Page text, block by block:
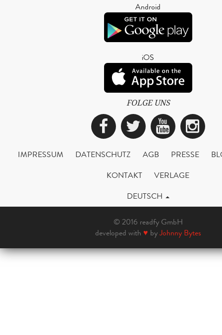
Android
iOS
FOLGE UNS
Facebook
Twitter
IMPRESSUM DATENSCHUTZ AGB PRESSE
KONTAKT
VERLAGE
DEUTSCH
© 2016 readfy GmbH
developed with ♥ byJohnny Bytes